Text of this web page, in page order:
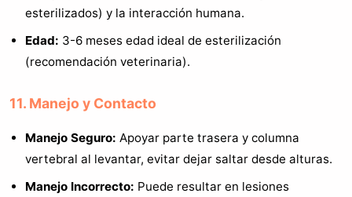
esterilizados) y la interacción humana.
Edad: 3-6 meses edad ideal de esterilización
(recomendación veterinaria).
11. Manejo y Contacto
Manejo Seguro: Apoyar parte trasera y columna
vertebral al levantar, evitar dejar saltar desde alturas.
Manejo Incorrecto: Puede resultar en lesiones